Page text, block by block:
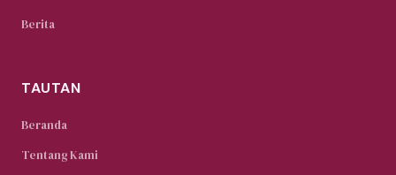
Berita
TAUTAN
Beranda
Tentang Kami